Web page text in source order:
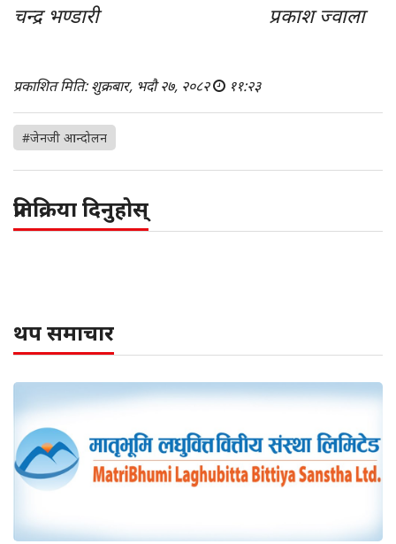
चन्द्र भण्डारी प्रकाश ज्वाला
प्रकाशित मिति: शुक्रबार, भदौ २७, २०८२ ११:२३
#जेनजी आन्दोलन
प्रतिक्रिया दिनुहोस्
थप समाचार